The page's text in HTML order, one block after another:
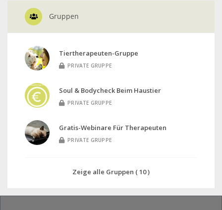
Gruppen
Tiertherapeuten-Gruppe
PRIVATE GRUPPE
Soul & Bodycheck Beim Haustier
PRIVATE GRUPPE
Gratis-Webinare Für Therapeuten
PRIVATE GRUPPE
Zeige alle Gruppen ( 10 )